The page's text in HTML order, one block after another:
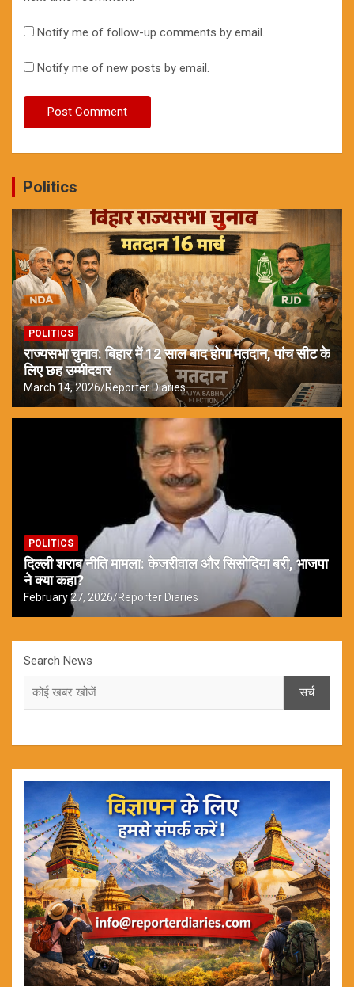
Notify me of follow-up comments by email.
Notify me of new posts by email.
Politics
POLITICS
राज्यसभा चुनाव: बिहार में 12 साल बाद होगा मतदान, पांच सीट के
लिए छह उम्मीदवार
March 14, 2026 Reporter Diaries
POLITICS
दिल्ली शराब नीति मामला: केजरीवाल और सिसोदिया बरी, भाजपा
ने क्या कहा?
February 27, 2026 Reporter Diaries
Search News
सर्च